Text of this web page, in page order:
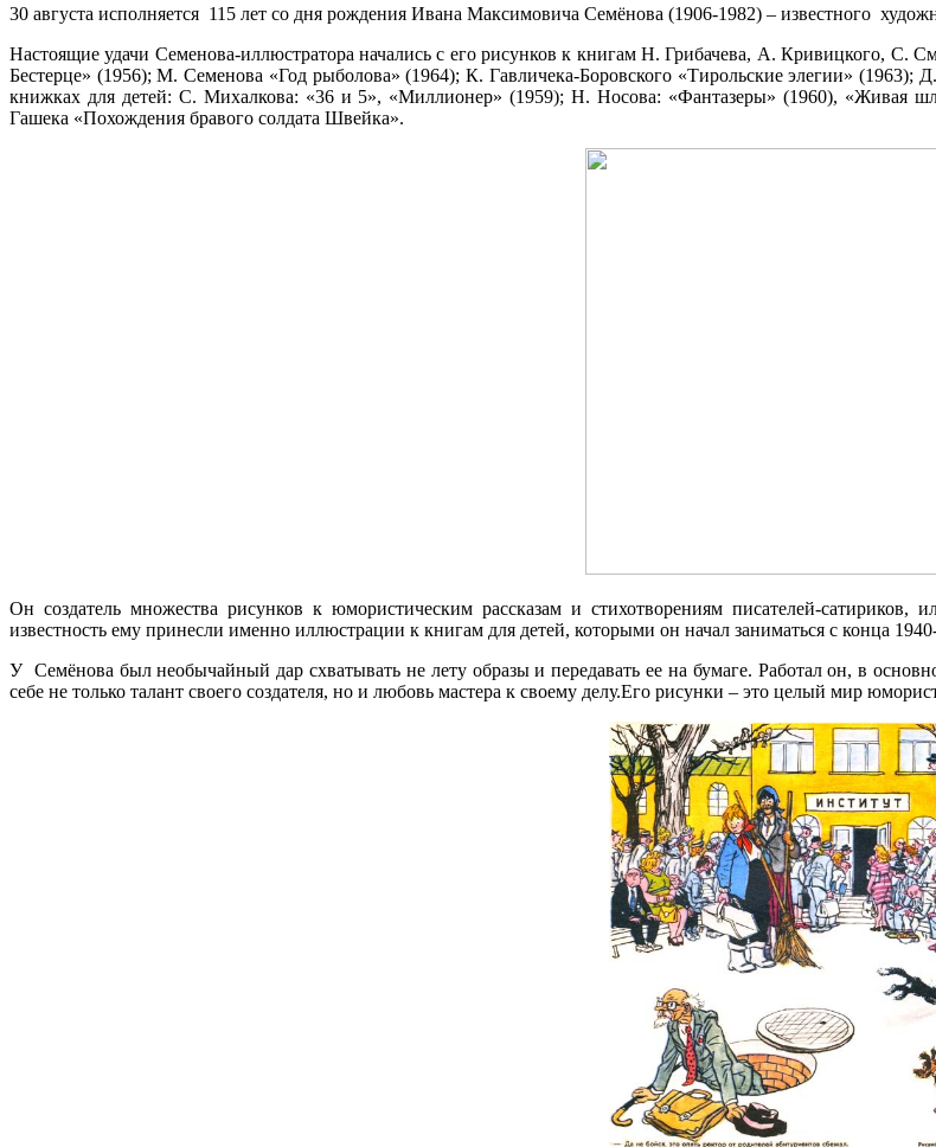
30 августа исполняется 115 лет со дня рождения Ивана Максимовича Семёнова (1906-1982) – известного
Настоящие удачи Семенова-иллюстратора начались с его рисунков к книгам Н. Грибачева, А. Кривицкого, С.
Бестерце» (1956); М. Семенова «Год рыболова» (1964); К. Гавличека-Боровского «Тирольские элегии»
книжках для детей: С. Михалкова: «36 и 5», «Миллионер» (1959); Н. Носова: «Фантазеры» (1960), «Живая
Гашека «Похождения бравого солдата Швейка».
Он создатель множества рисунков к юмористическим рассказам и стихотворениям писателей-
известность ему принесли именно иллюстрации к книгам для детей, которыми он начал заниматься с конца
У Семёнова был необычайный дар схватывать не лету образы и передавать ее на бумаге. Работал он, в
себе не только талант своего создателя, но и любовь мастера к своему делу.Его рисунки – это целый мир